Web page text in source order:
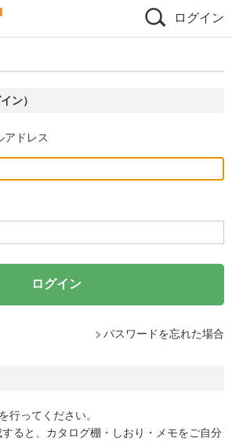
ログイン
ン）
アドレス
パスワードを忘れた場合
行ってください。
ると、カタログ棚・しおり・メモをご自分